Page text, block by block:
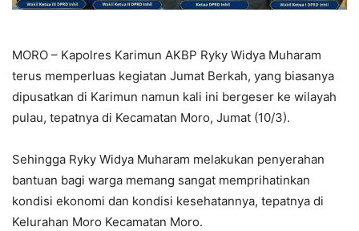
MORO – Kapolres Karimun AKBP Ryky Widya Muharam
terus memperluas kegiatan Jumat Berkah, yang biasanya
dipusatkan di Karimun namun kali ini bergeser ke wilayah
pulau, tepatnya di Kecamatan Moro, Jumat (10/3).
Sehingga Ryky Widya Muharam melakukan penyerahan
bantuan bagi warga memang sangat memprihatinkan
kondisi ekonomi dan kondisi kesehatannya, tepatnya di
Kelurahan Moro Kecamatan Moro.